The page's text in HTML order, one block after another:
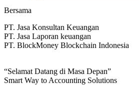
Bersama
PT. Jasa Konsultan Keuangan
PT. Jasa Laporan keuangan
PT. BlockMoney Blockchain Indonesia
“Selamat Datang di Masa Depan”
Smart Way to Accounting Solutions